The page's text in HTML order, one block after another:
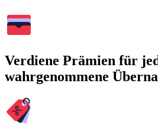
Verdiene Prämien für
wahrgenommene